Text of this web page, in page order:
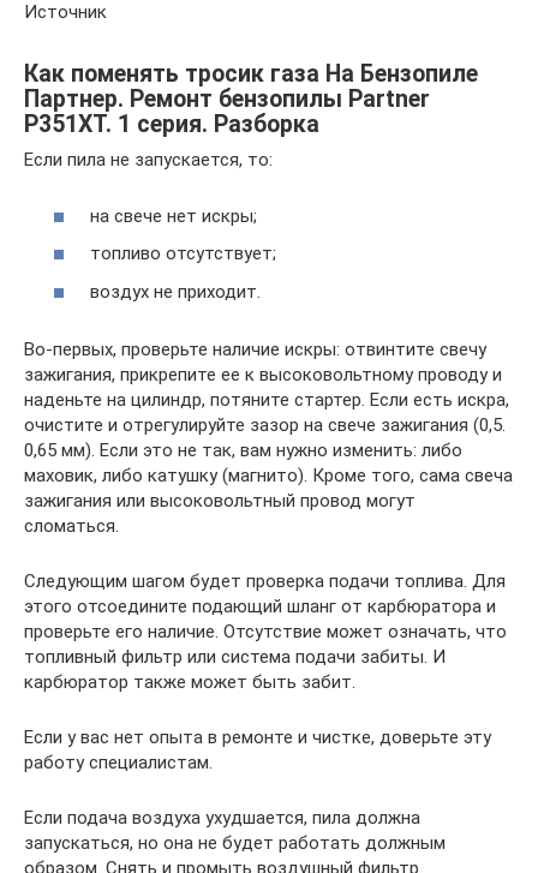
Источник
Как поменять тросик газа На Бензопиле
Партнер. Ремонт бензопилы Partner
P351XT. 1 серия. Разборка
Если пила не запускается, то:
на свече нет искры;
топливо отсутствует;
воздух не приходит.
Во-первых, проверьте наличие искры: отвинтите свечу
зажигания, прикрепите ее к высоковольтному проводу и
наденьте на цилиндр, потяните стартер. Если есть искра,
очистите и отрегулируйте зазор на свече зажигания (0,5.
0,65 мм). Если это не так, вам нужно изменить: либо
маховик, либо катушку (магнито). Кроме того, сама свеча
зажигания или высоковольтный провод могут
сломаться.
Следующим шагом будет проверка подачи топлива. Для
этого отсоедините подающий шланг от карбюратора и
проверьте его наличие. Отсутствие может означать, что
топливный фильтр или система подачи забиты. И
карбюратор также может быть забит.
Если у вас нет опыта в ремонте и чистке, доверьте эту
работу специалистам.
Если подача воздуха ухудшается, пила должна
запускаться, но она не будет работать должным
образом. Снять и промыть воздушный фильтр.